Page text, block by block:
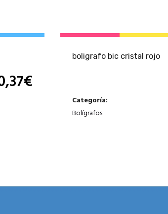
€
boligrafo bic cristal rojo
Categoría:
Bolígrafos